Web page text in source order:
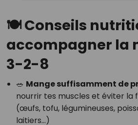
🍽️Conseils
accompagner la
3-2-8
🥗 Mange suffisamment de
nourrir tes muscles et éviter la
(œufs, tofu, légumineuses,
laitiers…)